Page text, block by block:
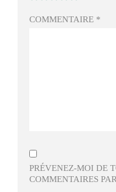
COMMENTAIRE *
PRÉVENEZ-MOI DE
COMMENTAIRES